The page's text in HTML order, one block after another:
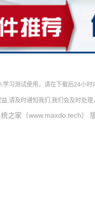
学习测试使用，请在下载后24小
,请及时通知我们,我们会及时处
之家（www.maxdo.tech）